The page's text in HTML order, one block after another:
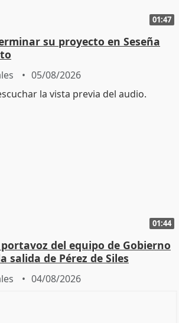
01:47
su proyecto en Seseña
05/08/2026
01:44
del equipo de Gobierno
salida de Pérez de Siles
04/08/2026